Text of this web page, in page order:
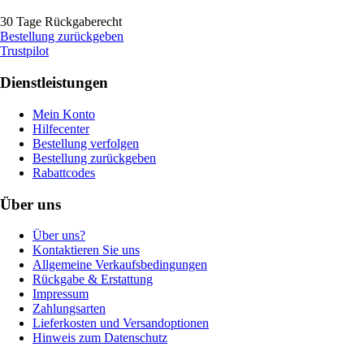
30 Tage Rückgaberecht
Bestellung zurückgeben
Trustpilot
Dienstleistungen
Mein Konto
Hilfecenter
Bestellung verfolgen
Bestellung zurückgeben
Rabattcodes
Über uns
Über uns?
Kontaktieren Sie uns
Allgemeine Verkaufsbedingungen
Rückgabe & Erstattung
Impressum
Zahlungsarten
Lieferkosten und Versandoptionen
Hinweis zum Datenschutz